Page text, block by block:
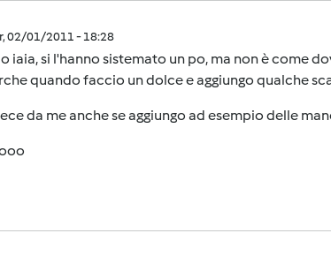
02/01/2011 - 18:28
iaia, si l'hanno sistemato un po, ma non è come
quando faccio un dolce e aggiungo qualche
da me anche se aggiungo ad esempio delle